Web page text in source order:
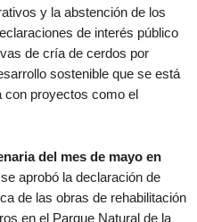
y la abstención de los
de interés público
de cría de cerdos por
sostenible que se está
con proyectos como el
del mes de mayo en
aprobó la declaración de
de las obras de rehabilitación
en el Parque Natural de la